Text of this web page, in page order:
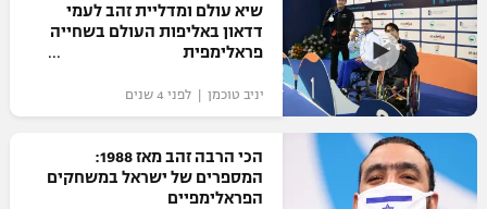
שיא עולם ומדליית זהב לעמי
דדאון באליפות העולם בשחייה
פראלימפית
יניב טוכמן | לפני 4 שנים
הכי הרבה זהב מאז 1988:
המספרים של ישראל במשחקים
הפראלימפיים